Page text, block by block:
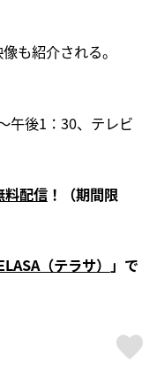
も紹介される。
午後1：30、テレビ
料配信！（期間限
（テラサ） 」で